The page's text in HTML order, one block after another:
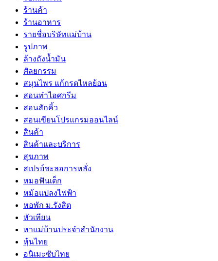
ร้านค้า
ร้านอาหาร
รายชื่อบริษัทแม่บ้าน
รูปภาพ
ล้างถังน้ำมัน
ศัลยกรรม
สมุนไพร แก้กรดไหลย้อน
สอนทำไอศกรีม
สอนสักคิ้ว
สอนเขียนโปรแกรมออนไลน์
สินค้า
สินค้าและบริการ
สุขภาพ
สเปรย์ชะลอการหลั่ง
หมอฟันเด็ก
หม้อแปลงไฟฟ้า
หอพัก ม.รังสิต
หัวเทียน
หาแม่บ้านประจำสำนักงาน
หุ้นไทย
อนิเมะซับไทย